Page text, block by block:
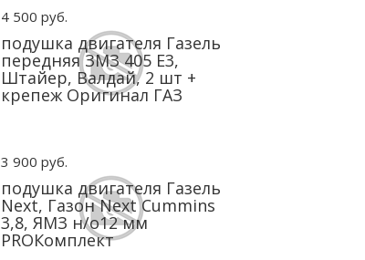
4 500 руб.
подушка двигателя Газель
передняя ЗМЗ 405 Е3,
Штайер, Валдай, 2 шт +
крепеж Оригинал ГАЗ
3 900 руб.
подушка двигателя Газель
Next, Газон Next Cummins
3,8, ЯМЗ н/о12 мм
PROКомплект